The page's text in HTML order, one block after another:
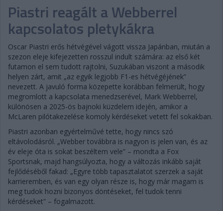
DIGITÁLIS MAGAZIN
PONTÁLLÁSOK
Piastri reagált a Webberrel
kapcsolatos pletykákra
Oscar Piastri erős hétvégével vágott vissza Japánban, miután a
szezon eleje kifejezetten rosszul indult számára: az első két
futamon el sem tudott rajtolni, Suzukában viszont a második
helyen zárt, amit „az egyik legjobb F1-es hétvégéjének”
nevezett. A javuló forma közepette korábban felmerült, hogy
megromlott a kapcsolata menedzserével, Mark Webberrel,
különösen a 2025-ös bajnoki küzdelem idején, amikor a
McLaren pilótakezelése komoly kérdéseket vetett fel sokakban.
Piastri azonban egyértelművé tette, hogy nincs szó
eltávolodásról. „Webber továbbra is nagyon is jelen van, és az
év eleje óta is sokat beszéltem vele” – mondta a Fox
Sportsnak, majd hangsúlyozta, hogy a változás inkább saját
fejlődéséből fakad: „Egyre több tapasztalatot szerzek a saját
karrieremben, és van egy olyan része is, hogy már magam is
meg tudok hozni bizonyos döntéseket, fel tudok tenni
kérdéseket” – fogalmazott.